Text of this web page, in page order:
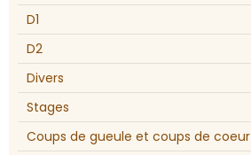
D1
D2
Divers
Stages
Coups de gueule et coups de coeur